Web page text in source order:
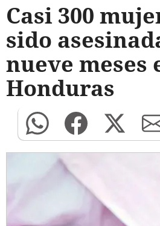
Casi 300
sido
nueve meses
Honduras